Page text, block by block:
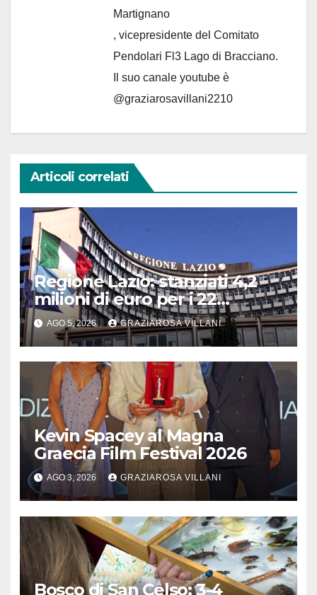
Martignano
, vicepresidente del Comitato
Pendolari Fl3 Lago di Bracciano.
Il suo canale youtube è
@graziarosavillani2210
Articoli correlati
Regione Lazio: stanziati 4,2
milioni di euro per i 22
Comuni dell’Etruria
Meridionale
AGO 5, 2026 GRAZIAROSA VILLANI
Kevin Spacey al Magna
Graecia Film Festival 2026
AGO 3, 2026 GRAZIAROSA VILLANI
Bosco di San Celso: 3-4